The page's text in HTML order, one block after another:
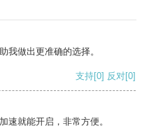
我做出更准确的选择。
支持[0] 反对[0]
速就能开启，非常方便。